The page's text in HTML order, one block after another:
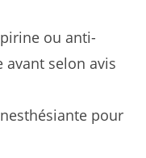
ou anti-
avant selon avis
pour